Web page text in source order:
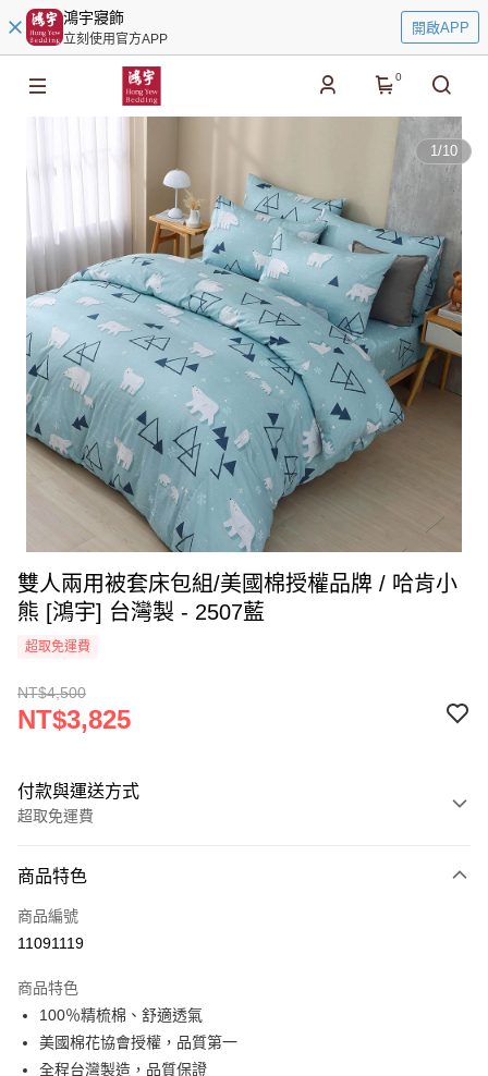
鴻宇寢飾
立刻使用官方APP
開啟APP
0
1/10
雙人兩用被套床包組/美國棉授權品牌 / 哈肯小
熊 [鴻宇] 台灣製 - 2507藍
超取免運費
NT$4,500
NT$3,825
付款與運送方式
超取免運費
信用卡一次付款
超商取貨付款
Apple Pay
悠遊付
商品特色
商品編號
11091119
商品特色
100％精梳棉、舒適透氣
美國棉花協會授權，品質第一
全程台灣製造，品質保證